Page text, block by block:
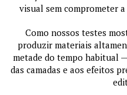
visual sem comprometer
Como nossos testes
produzir materiais
metade do tempo habitual
das camadas e aos efeitos